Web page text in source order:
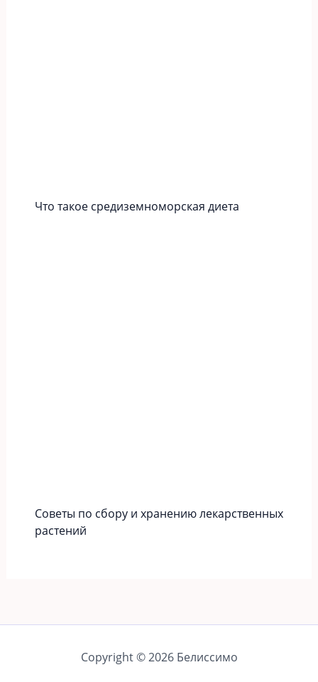
Что такое средиземноморская диета
Советы по сбору и хранению лекарственных
растений
Copyright © 2026 Белиссимо